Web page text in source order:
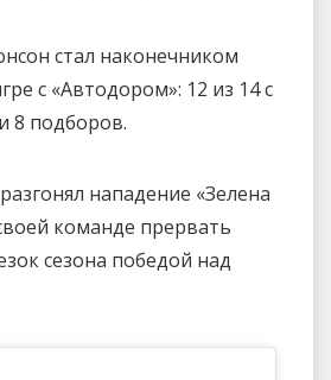
стал наконечником
с «Автодором»: 12 из 14 с
8 подборов.
нападение «Зелена
команде прервать
сезона победой над